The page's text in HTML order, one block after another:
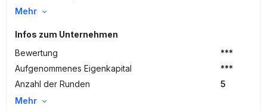
Mehr
Infos zum Unternehmen
Bewertung
***
Aufgenommenes Eigenkapital
***
Anzahl der Runden
5
Mehr